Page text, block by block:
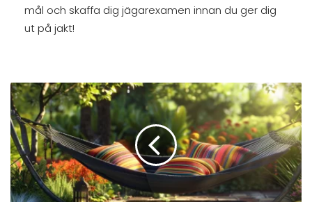
mål och skaffa dig jägarexamen innan du ger dig
ut på jakt!